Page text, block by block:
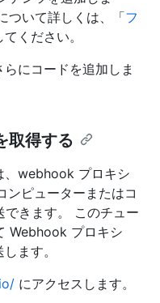
ついて詳しくは、「フ
ください。
にコードを追加しま
取得する
、webhook プロキシ
ピューターまたはコ
きます。 このチュー
Webhook プロキシ
ます。
にアクセスします。